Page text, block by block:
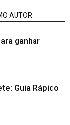
AUTOR
ganhar
Guia Rápido